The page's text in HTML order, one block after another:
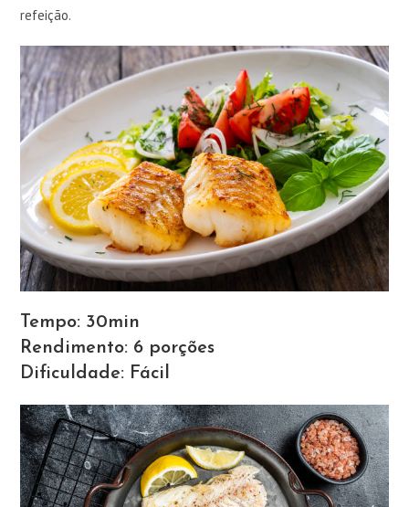
refeição.
Tempo: 30min
Rendimento: 6 porções
Dificuldade: Fácil